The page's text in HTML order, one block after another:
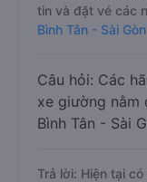
tin và đặt vé các
Bình Tân - Sài
Câu hỏi: Các
xe giường nằm
Bình Tân - Sài
Trả lời: Hiện tại